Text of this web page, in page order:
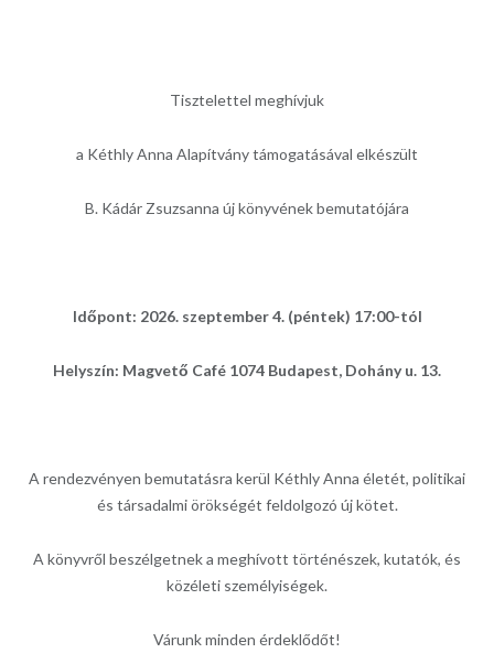
Tisztelettel meghívjuk
a Kéthly Anna Alapítvány támogatásával elkészült
B. Kádár Zsuzsanna új könyvének bemutatójára
Időpont: 2026. szeptember 4. (péntek) 17:00-tól
Helyszín: Magvető Café 1074 Budapest, Dohány u. 13.
A rendezvényen bemutatásra kerül Kéthly Anna életét, politikai
és társadalmi örökségét feldolgozó új kötet.
A könyvről beszélgetnek a meghívott történészek, kutatók, és
közéleti személyiségek.
Várunk minden érdeklődőt!